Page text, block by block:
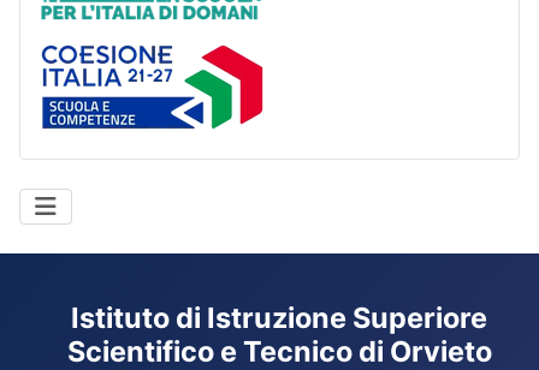
Istituto di Istruzione Superiore
Scientifico e Tecnico di Orvieto